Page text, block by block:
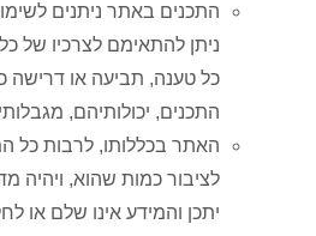
ניתן להתאימם לצרכיו של
כל טענה, תביעה או דרישה
התכנים, יכולותיהם,
האתר בכללותו, לרבות כל
לציבור כמות שהוא, ויהיה
יתכן והמידע אינו שלם או